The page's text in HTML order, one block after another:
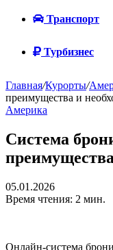
Транспорт
Турбизнес
Главная/Курорты/
преимущества и
Америка
Система
05.01.2026
Время чтения: 2 мин.
Онлайн-система